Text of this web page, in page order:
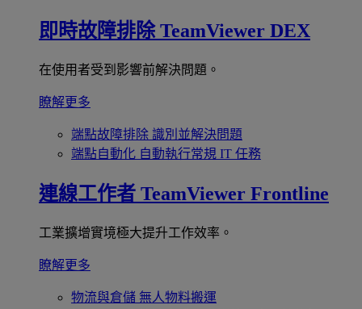
即時故障排除 TeamViewer DEX
在使用者受到影響前解決問題。
瞭解更多
端點故障排除 識別並解決問題
端點自動化 自動執行常規 IT 任務
連線工作者 TeamViewer Frontline
工業擴增實境極大提升工作效率。
瞭解更多
物流與倉儲 無人物料搬運